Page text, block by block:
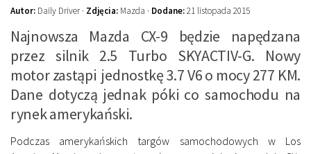
Autor: Daily Driver · Zdjęcia: Mazda · Dodane:21 listopada 2015
Najnowsza Mazda CX-9 będzie napędzana
przez silnik 2.5 Turbo SKYACTIV-G. Nowy
motor zastąpi jednostkę 3.7 V6 o mocy 277 KM.
Dane dotyczą jednak póki co samochodu na
rynek amerykański.
Podczas amerykańskich targów samochodowych w Los